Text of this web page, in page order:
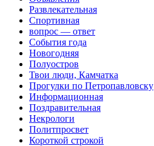
Развлекательная
Спортивная
вопрос — ответ
События года
Новогодняя
Полуостров
Твои люди, Камчатка
Прогулки по Петропавловску
Информационная
Поздравительная
Некрологи
Политпросвет
Короткой строкой